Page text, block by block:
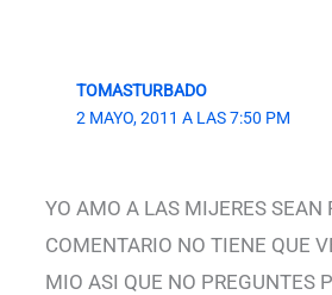
TOMASTURBADO
2 MAYO, 2011 A LAS 7:50 PM
YO AMO A LAS MIJERES SEAN
COMENTARIO NO TIENE QUE
MIO ASI QUE NO PREGUNTES